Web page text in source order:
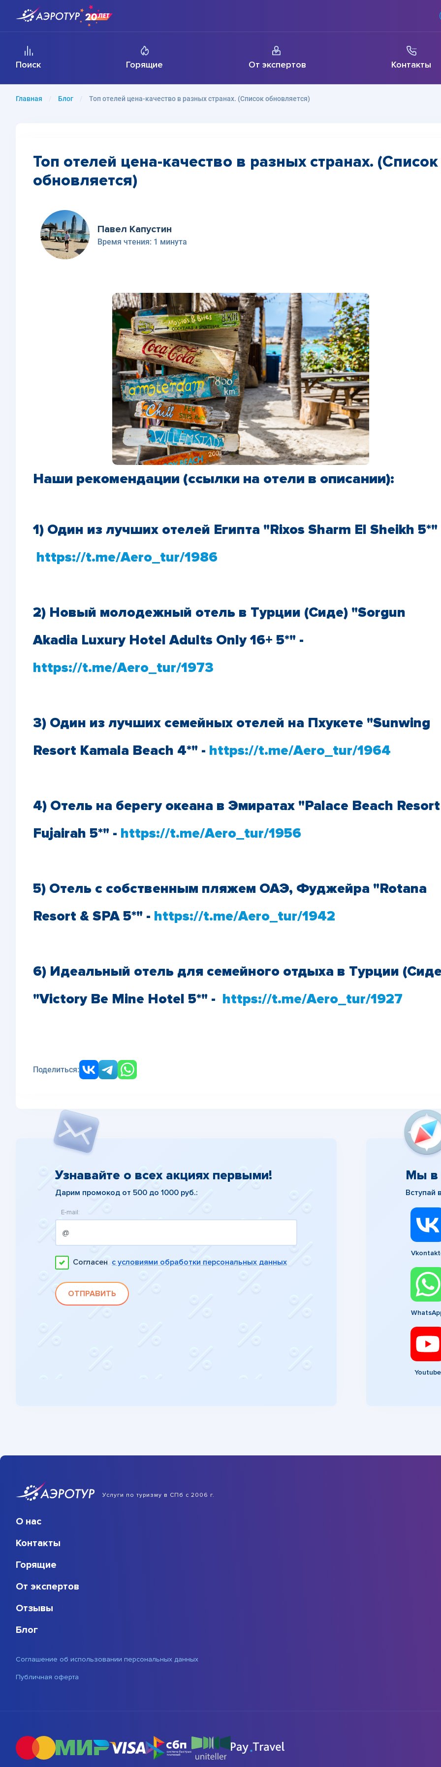
Поиск Горящие От экспертов Контакты
Главная Блог Топ отелей цена-качество в разных странах. (Список обновляется)
Топ отелей цена-качество в разных странах. (Список
обновляется)
Павел Капустин
Время чтения: 1 минута
Наши рекомендации (ссылки на отели в описании):
1) Один из лучших отелей Египта "Rixos Sharm El Sheikh 5*"
https://t.me/Aero_tur/1986
2) Новый молодежный отель в Турции (Сиде) "Sorgun
Akadia Luxury Hotel Adults Only 16+ 5*" -
https://t.me/Aero_tur/1973
3) Один из лучших семейных отелей на Пхукете "Sunwing
Resort Kamala Beach 4*" - https://t.me/Aero_tur/1964
4) Отель на берегу океана в Эмиратах "Palace Beach Resort
Fujairah 5*" - https://t.me/Aero_tur/1956
5) Отель с собственным пляжем ОАЭ, Фуджейра "Rotana
Resort & SPA 5*" - https://t.me/Aero_tur/1942
6) Идеальный отель для семейного отдыха в Турции
"Victory Be Mine Hotel 5*" - https://t.me/Aero_tur/1927
Поделиться:
Узнавайте о всех акциях первыми!
Дарим промокод от 500 до 1000 руб.:
E-mail:
Согласен с условиями обработки персональных данных
ОТПРАВИТЬ
Мы в
Вступай
Youtube
Услуги по туризму в СПб с 2006 г.
О нас
Контакты
Горящие
От экспертов
Отзывы
Блог
Соглашение об использовании персональных данных
Публичная оферта